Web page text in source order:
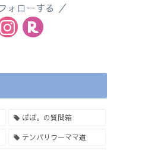
ォローする
ぽぽ。の質問箱
テンパりワーママ道